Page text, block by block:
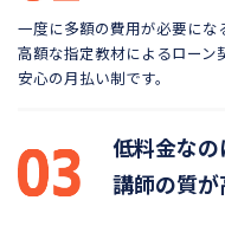
一度に多額の費用が必要にな
高額な指定教材によるローン
安心の月払い制です。
低料金なの
講師の質が